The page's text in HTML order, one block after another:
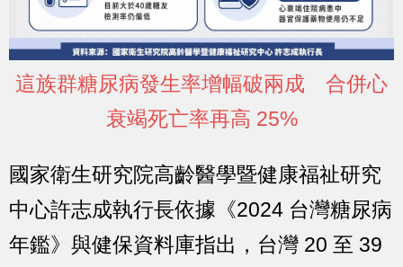
這族群糖尿病發生率增幅破兩成 合併心
衰竭死亡率再高 25%
國家衛生研究院高齡醫學暨健康福祉研究
中心許志成執行長依據《2024 台灣糖尿病
年鑑》與健保資料庫指出， 台灣 20 至 39